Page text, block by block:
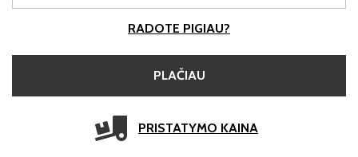
RADOTE PIGIAU?
PLAČIAU
PRISTATYMO KAINA